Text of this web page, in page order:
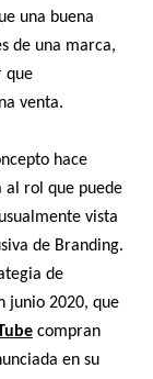
una buena
de una marca,
que
venta.
hace
al rol que puede
vista
de Branding.
de
junio 2020, que
compran
en su